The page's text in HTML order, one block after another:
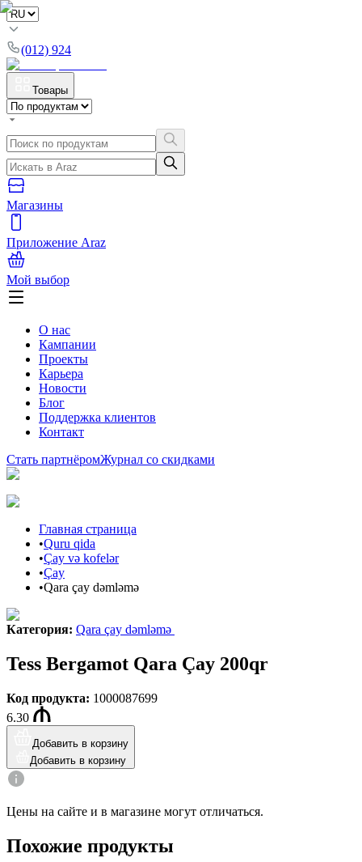
(012) 924
Товары
Магазины
Приложение Araz
Мой выбор
О нас
Кампании
Проекты
Карьера
Новости
Блог
Поддержка клиентов
Контакт
Стать партнёромЖурнал со скидками
Главная страница
•Quru qida
•Çay və kofelər
•Çay
•Qara çay dəmləmə
Категория: Qara çay dəmləmə
Tess Bergamot Qara Çay 200qr
Код продукта: 1000087699
6.30
Добавить в корзину
Добавить в корзину
Цены на сайте и в магазине могут отличаться.
Похожие продукты